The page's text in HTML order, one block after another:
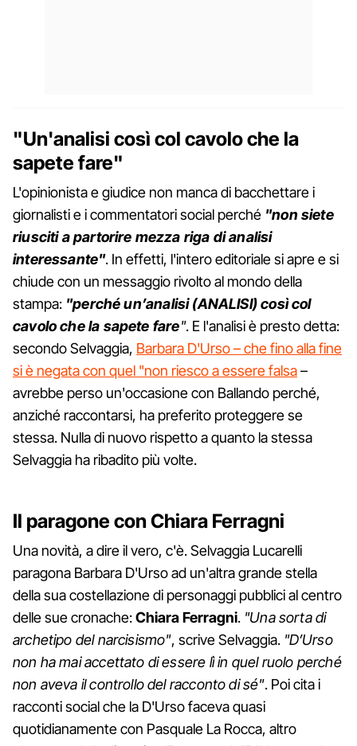
"Un'analisi così col cavolo che la
sapete fare"
L'opinionista e giudice non manca di bacchettare i
giornalisti e i commentatori social perché "non siete
riusciti a partorire mezza riga di analisi
interessante". In effetti, l'intero editoriale si apre e si
chiude con un messaggio rivolto al mondo della
stampa: "perché un’analisi (ANALISI) così col
cavolo che la sapete fare". E l'analisi è presto detta:
secondo Selvaggia, Barbara D'Urso – che fino alla fine
si è negata con quel "non riesco a essere falsa–
avrebbe perso un'occasione con Ballando perché,
anziché raccontarsi, ha preferito proteggere se
stessa. Nulla di nuovo rispetto a quanto la stessa
Selvaggia ha ribadito più volte.
Il paragone con Chiara Ferragni
Una novità, a dire il vero, c'è. Selvaggia Lucarelli
paragona Barbara D'Urso ad un'altra grande stella
della sua costellazione di personaggi pubblici al centro
delle sue cronache:ChiaraFerragni. "Una sorta di
archetipo del narcisismo", scrive Selvaggia. "D’Urso
non ha mai accettato di essere lì in quel ruolo perché
non aveva il controllo del racconto di sé". Poi cita i
racconti social che la D'Urso faceva quasi
quotidianamente con Pasquale La Rocca, altro